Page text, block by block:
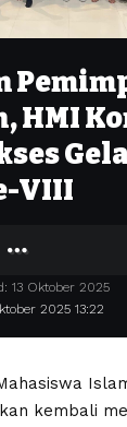
HMI
VIII
2025 13:22
13 Oktober 2025
kembali